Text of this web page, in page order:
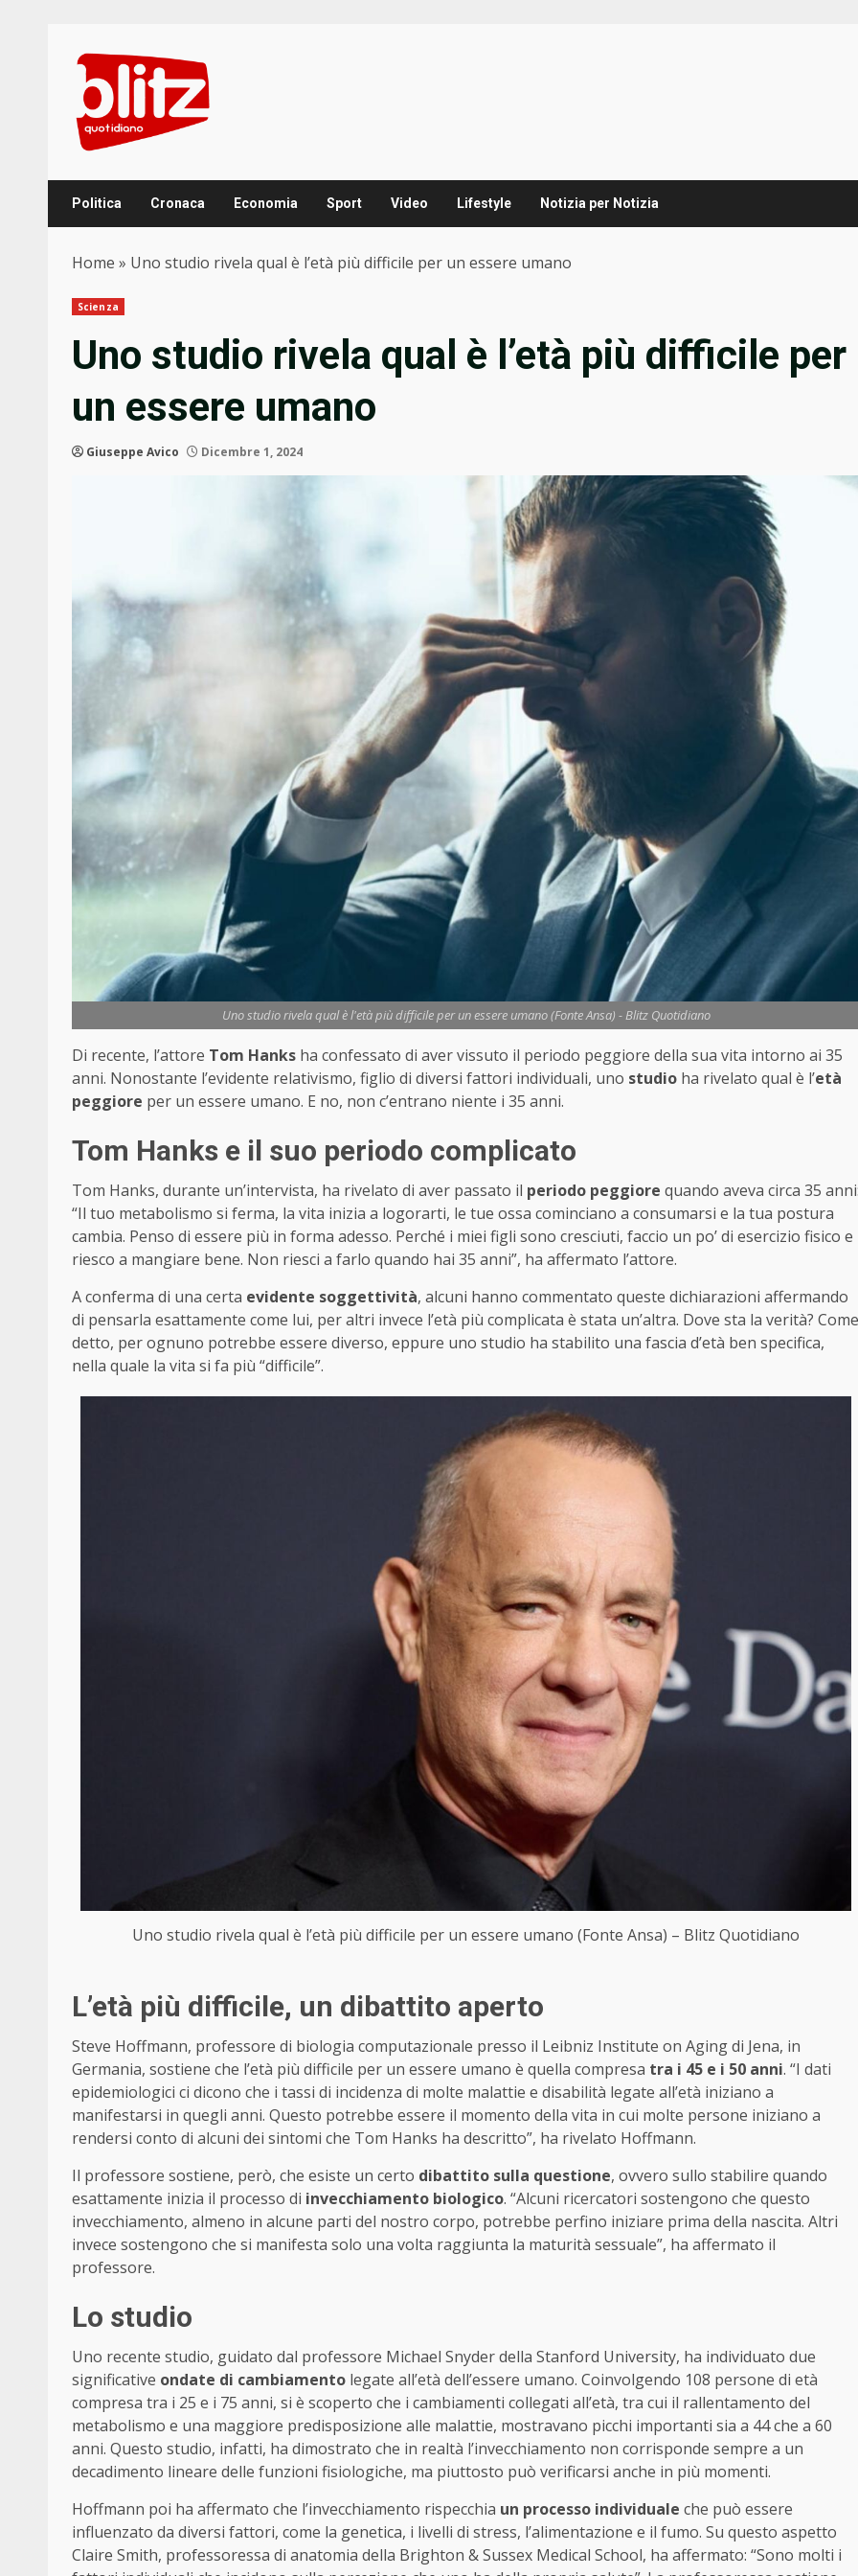
content
Politica Cronaca Economia Sport Video Lifestyle Notizia per Notizia
Home » Uno studio rivela qual è l’età più difficile per un essere umano
Scienza
Uno studio rivela qual è l’età più difficile per
un essere umano
Giuseppe Avico Dicembre 1, 2024
Uno studio rivela qual è l'età più difficile per un essere umano (Fonte Ansa) - Blitz Quotidiano
Di recente, l’attore Tom Hanks ha confessato di aver vissuto il periodo peggiore della sua vita intorno ai 35
anni. Nonostante l’evidente relativismo, figlio di diversi fattori individuali, uno studio ha rivelato qual è l’età
peggiore per un essere umano. E no, non c’entrano niente i 35 anni.
Tom Hanks e il suo periodo complicato
Tom Hanks, durante un’intervista, ha rivelato di aver passato il periodo peggiore quando aveva circa 35
“Il tuo metabolismo si ferma, la vita inizia a logorarti, le tue ossa cominciano a consumarsi e la tua postura
cambia. Penso di essere più in forma adesso. Perché i miei figli sono cresciuti, faccio un po’ di esercizio fisico e
riesco a mangiare bene. Non riesci a farlo quando hai 35 anni”, ha affermato l’attore.
A conferma di una certa evidente soggettività, alcuni hanno commentato queste dichiarazioni affermando
di pensarla esattamente come lui, per altri invece l’età più complicata è stata un’altra. Dove sta la verità? Come
detto, per ognuno potrebbe essere diverso, eppure uno studio ha stabilito una fascia d’età ben specifica,
nella quale la vita si fa più “difficile”.
Uno studio rivela qual è l’età più difficile per un essere umano (Fonte Ansa) – Blitz Quotidiano
L’età più difficile, un dibattito aperto
Steve Hoffmann, professore di biologia computazionale presso il Leibniz Institute on Aging di Jena, in
Germania, sostiene che l’età più difficile per un essere umano è quella compresa tra i 45 e i 50 anni. “I dati
epidemiologici ci dicono che i tassi di incidenza di molte malattie e disabilità legate all’età iniziano a
manifestarsi in quegli anni. Questo potrebbe essere il momento della vita in cui molte persone iniziano a
rendersi conto di alcuni dei sintomi che Tom Hanks ha descritto”, ha rivelato Hoffmann.
Il professore sostiene, però, che esiste un certo dibattito sulla questione, ovvero sullo stabilire quando
esattamente inizia il processo di invecchiamento biologico. “Alcuni ricercatori sostengono che questo
invecchiamento, almeno in alcune parti del nostro corpo, potrebbe perfino iniziare prima della nascita. Altri
invece sostengono che si manifesta solo una volta raggiunta la maturità sessuale”, ha affermato il
professore.
Lo studio
Uno recente studio, guidato dal professore Michael Snyder della Stanford University, ha individuato due
significative ondate di cambiamento legate all’età dell’essere umano. Coinvolgendo 108 persone di età
compresa tra i 25 e i 75 anni, si è scoperto che i cambiamenti collegati all’età, tra cui il rallentamento del
metabolismo e una maggiore predisposizione alle malattie, mostravano picchi importanti sia a 44 che a 60
anni. Questo studio, infatti, ha dimostrato che in realtà l’invecchiamento non corrisponde sempre a un
decadimento lineare delle funzioni fisiologiche, ma piuttosto può verificarsi anche in più momenti.
Hoffmann poi ha affermato che l’invecchiamento rispecchia un processo individuale che può essere
influenzato da diversi fattori, come la genetica, i livelli di stress, l’alimentazione e il fumo. Su questo aspetto
Claire Smith, professoressa di anatomia della Brighton & Sussex Medical School, ha affermato: “Sono molti i